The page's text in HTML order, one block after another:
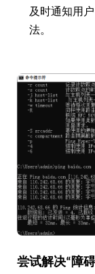
及时通知用
法。
尝试解决“障